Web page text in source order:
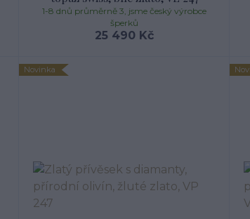
25 490 Kč
1-8 dnů průměrně 3, jsme český výrobce
šperků
Novinka